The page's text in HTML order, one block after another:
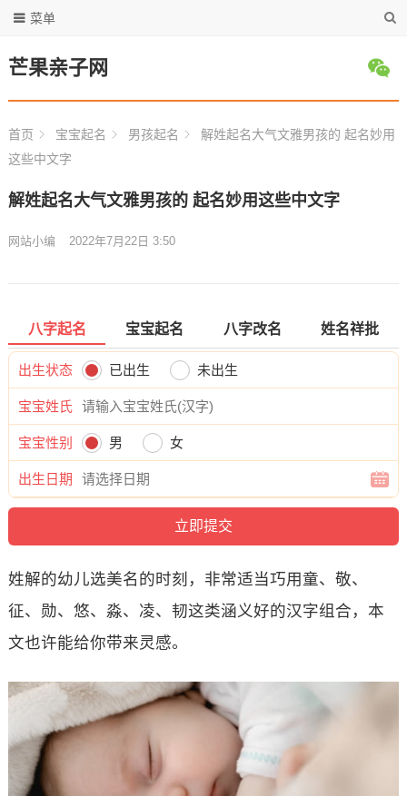
芒果亲子网
菜单
首页 宝宝起名 男孩起名
解姓起名大气文雅男孩的 起名妙用
这些中文字
解姓起名大气文雅男孩的 起名妙用这些中文字
网站小编 2022年7月22日 3:50
八字起名 宝宝起名 八字改名 姓名祥批
出生状态 已出生 未出生
宝宝姓氏
宝宝性别 男 女
出生日期
姓解的幼儿选美名的时刻，非常适当巧用童、敬、
征、勋、悠、淼、凌、韧这类涵义好的汉字组合，本
文也许能给你带来灵感。